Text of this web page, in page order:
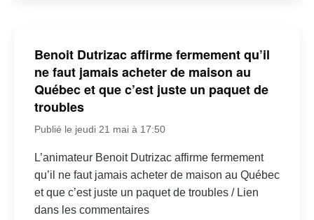
Benoit Dutrizac affirme fermement qu’il
ne faut jamais acheter de maison au
Québec et que c’est juste un paquet de
troubles
Publié le jeudi 21 mai à 17:50
L’animateur Benoit Dutrizac affirme fermement
qu’il ne faut jamais acheter de maison au Québec
et que c’est juste un paquet de troubles / Lien
dans les commentaires